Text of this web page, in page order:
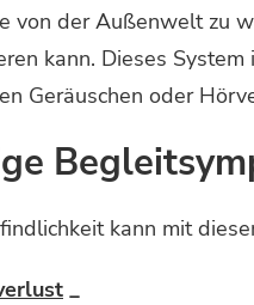
von der Außenwelt zu
kann. Dieses
Geräuschen oder
kann mit
_